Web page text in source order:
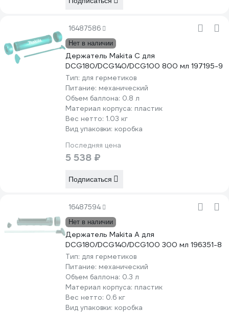
16487586
Нет в наличии
Держатель Makita C для
DCG180/DCG140/DCG100 800 мл 197195-9
Тип: для герметиков
Питание: механический
Объем баллона: 0.8 л
Материал корпуса: пластик
Вес нетто: 1.03 кг
Вид упаковки: коробка
Последняя цена
5 538 ₽
Подписаться
16487594
Нет в наличии
Держатель Makita А для
DCG180/DCG140/DCG100 300 мл 196351-8
Тип: для герметиков
Питание: механический
Объем баллона: 0.3 л
Материал корпуса: пластик
Вес нетто: 0.6 кг
Вид упаковки: коробка